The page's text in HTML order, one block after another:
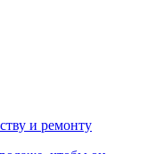
и ремонту